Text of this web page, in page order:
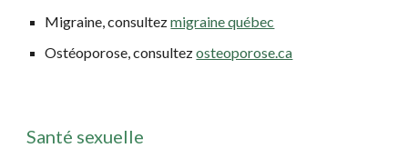
Migraine, consultezmigraine québec
Ostéoporose, consultezosteoporose.ca
Santé sexuelle